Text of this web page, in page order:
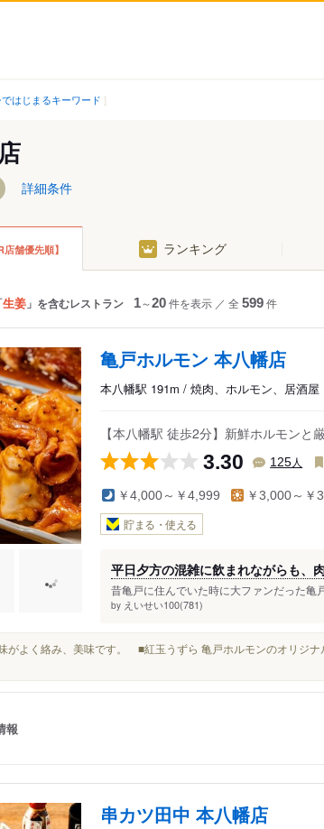
ではじまるキーワード
北国分駅
国府台駅
市川真間駅
菅野駅
詳細条件
店舗優先順】 ランキング
生姜 」を含むレストラン 1～20件を表示 ／ 全 599件
亀戸ホルモン 本八幡店
本八幡駅 191m / 焼肉、ホルモン、居酒屋
【本八幡駅 徒歩2分】新鮮ホルモン
3.30 125人
￥4,000～￥4,999 ￥3,000～￥
貯まる・使える
平日夕方の混雑に飲まれながらも、
昔亀戸に住んでいた時に大ファンだった亀
by えいせい100(781)
がよく絡み、美味です。 ■紅玉うずら 亀戸ホルモンのオリジナ
報
串カツ田中 本八幡店